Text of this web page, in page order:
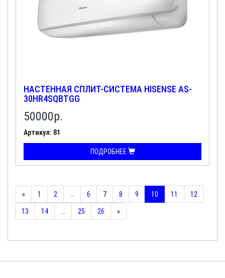
НАСТЕННАЯ СПЛИТ-СИСТЕМА HISENSE AS-
30HR4SQBTGG
50000р.
Артикул: 81
ПОДРОБНЕЕ
« 1 2 6 7 8 9 10 11 12
13 14 25 26 »